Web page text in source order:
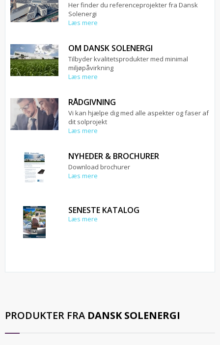
Her finder du referenceprojekter fra Dansk
Solenergi
Læs mere
OM DANSK SOLENERGI
Tilbyder kvalitetsprodukter med minimal
miljøpåvirkning
Læs mere
RÅDGIVNING
Vi kan hjælpe dig med alle aspekter og faser af
dit solprojekt
Læs mere
NYHEDER & BROCHURER
Download brochurer
Læs mere
SENESTE KATALOG
Læs mere
PRODUKTER FRA DANSK SOLENERGI